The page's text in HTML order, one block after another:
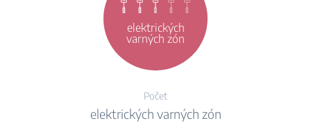
elektrických
varných zón
Počet
elektrických varných zón